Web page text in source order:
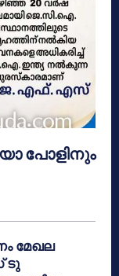
പോളിനും
മേഖല
ടു